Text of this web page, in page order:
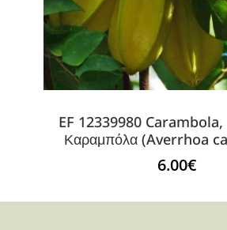
EF 12339980
Καραμπόλα (Averrhoa
6.00€